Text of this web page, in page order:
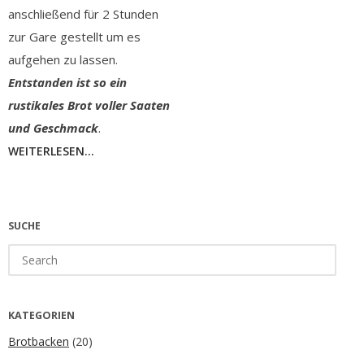
anschließend für 2 Stunden
zur Gare gestellt um es
aufgehen zu lassen.
Entstanden ist so ein
rustikales Brot voller Saaten
und Geschmack.
WEITERLESEN...
SUCHE
for:
KATEGORIEN
Brotbacken (20)